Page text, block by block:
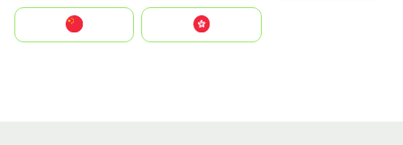
中國香港特別行政區